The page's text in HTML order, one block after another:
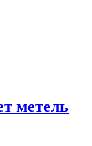
метель